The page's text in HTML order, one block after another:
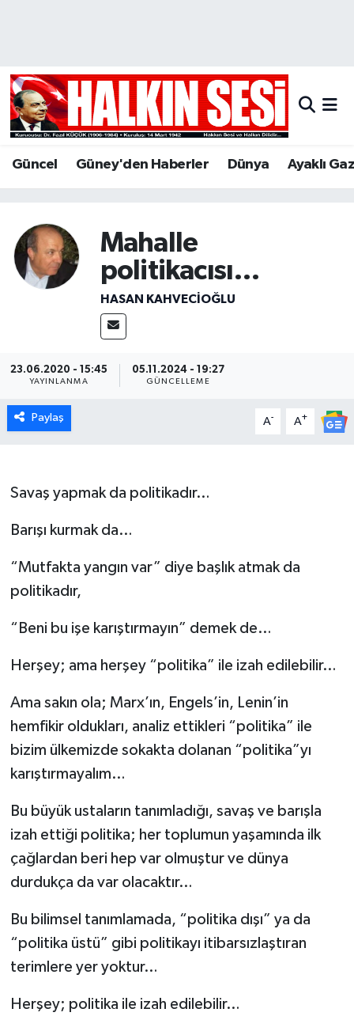
Güncel Güney'den Haberler Dünya Ayaklı
Mahalle
politikacısı…
HASAN KAHVECİOĞLU
23.06.2020 - 15:45
YAYINLANMA
05.11.2024 - 19:27
GÜNCELLEME
Paylaş A- A+
Savaş yapmak da politikadır…
Barışı kurmak da…
“Mutfakta yangın var” diye başlık atmak da
politikadır,
“Beni bu işe karıştırmayın” demek de…
Herşey; ama herşey “politika” ile izah edilebilir…
Ama sakın ola; Marx’ın, Engels’in, Lenin’in
hemfikir oldukları, analiz ettikleri “politika” ile
bizim ülkemizde sokakta dolanan “politika”yı
karıştırmayalım…
Bu büyük ustaların tanımladığı, savaş ve barışla
izah ettiği politika; her toplumun yaşamında ilk
çağlardan beri hep var olmuştur ve dünya
durdukça da var olacaktır…
Bu bilimsel tanımlamada, “politika dışı” ya da
“politika üstü” gibi politikayı itibarsızlaştıran
terimlere yer yoktur…
Herşey; politika ile izah edilebilir…
Hava Durumu
Trafik Durumu
Tüm Manşetler
Son Dakika Haberleri
Haber Arşivi